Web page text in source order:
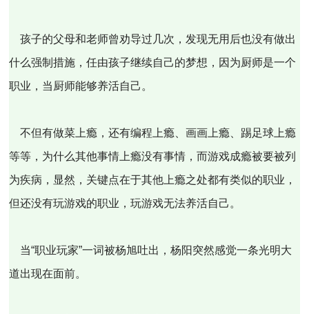
孩子的父母和老师曾劝导过几次，发现无用后也没有做出
什么强制措施，任由孩子继续自己的梦想，因为厨师是一个
职业，当厨师能够养活自己。
不但有做菜上瘾，还有编程上瘾、画画上瘾、踢足球上瘾
等等，为什么其他事情上瘾没有事情，而游戏成瘾被要被列
为疾病，显然，关键点在于其他上瘾之处都有类似的职业，
但还没有玩游戏的职业，玩游戏无法养活自己。
当“职业玩家”一词被杨旭吐出，杨阳突然感觉一条光明大
道出现在面前。